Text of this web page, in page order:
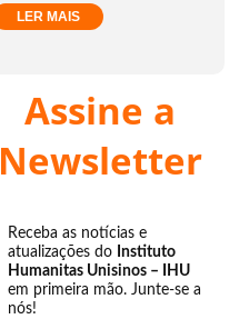
LER MAIS
Assine a
Newsletter
Receba as notícias e
atualizações do Instituto
Humanitas Unisinos – IHU
em primeira mão. Junte-se a
nós!